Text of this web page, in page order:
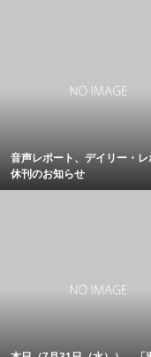
音声レポート、デイリー・レ
休刊のお知らせ